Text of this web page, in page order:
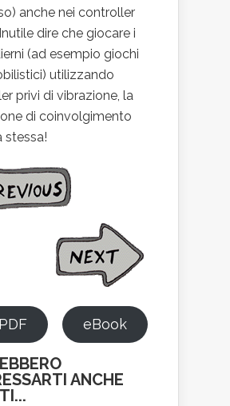
anche nei controller
dire che giocare i
(ad esempio giochi
utilizzando
privi di vibrazione, la
di coinvolgimento
stessa!
PDF eBook
ANCHE